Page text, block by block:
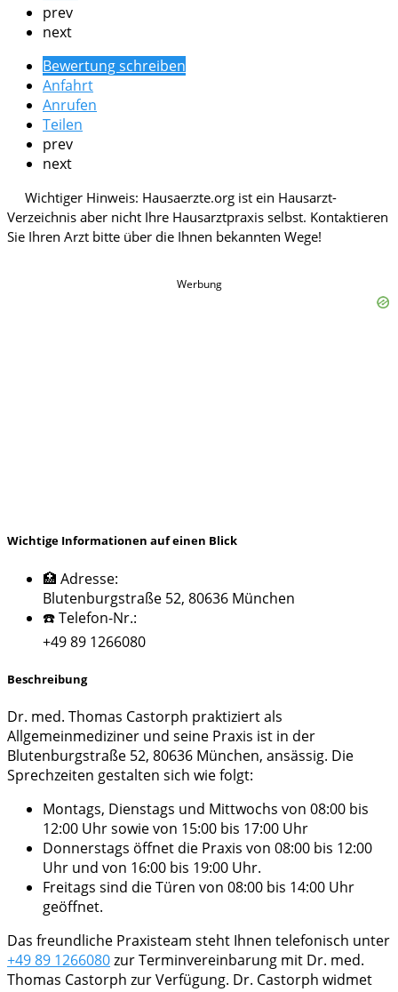
prev
next
Bewertung schreiben
Anfahrt
Anrufen
Teilen
prev
next
Werbung
Wichtige Informationen auf einen Blick
🏥 Adresse:
Blutenburgstraße 52, 80636 München
☎️ Telefon-Nr.:
+49 89 1266080
Beschreibung
Dr. med. Thomas Castorph praktiziert als
Allgemeinmediziner und seine Praxis ist in der
Blutenburgstraße 52, 80636 München, ansässig. Die
Sprechzeiten gestalten sich wie folgt:
Montags, Dienstags und Mittwochs von 08:00 bis
12:00 Uhr sowie von 15:00 bis 17:00 Uhr
Donnerstags öffnet die Praxis von 08:00 bis 12:00
Uhr und von 16:00 bis 19:00 Uhr.
Freitags sind die Türen von 08:00 bis 14:00 Uhr
geöffnet.
Das freundliche Praxisteam steht Ihnen telefonisch unter
+49 89 1266080zur Terminvereinbarung mit Dr. med.
Thomas Castorph zur Verfügung. Dr. Castorph widmet